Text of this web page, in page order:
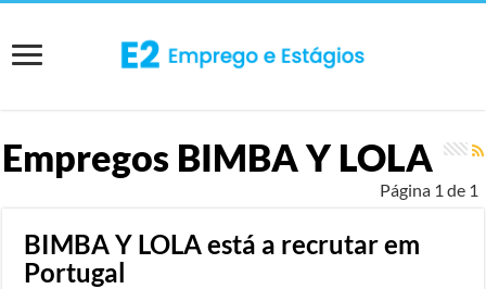
Empregos BIMBA Y LOLA
Página 1 de 1
BIMBA Y LOLA está a recrutar em
Portugal